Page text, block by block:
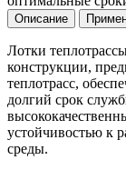
Описание
Лотки
конструкции,
теплотрасс,
долгий срок
устойчивостью к
среды.